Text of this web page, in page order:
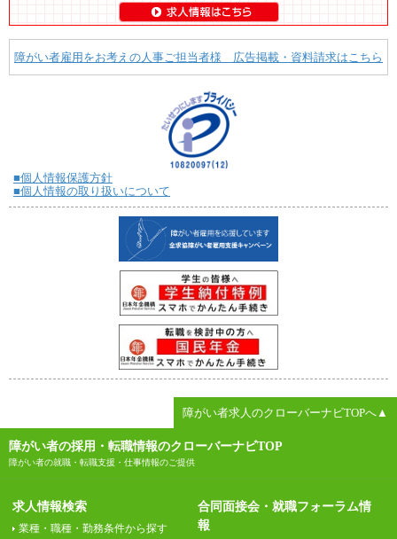
障がい者雇用をお考えの人事ご担当者様 広告掲載・資料請求はこちら
■個人情報保護方針
■個人情報の取り扱いについて
障がい者求人のクローバーナビTOPへ▲
障がい者の採用・転職情報のクローバーナビTOP
障がい者の就職・転職支援・仕事情報のご提供
求人情報検索
業種・職種・勤務条件から探す
合同面接会・就職フォーラム情
報